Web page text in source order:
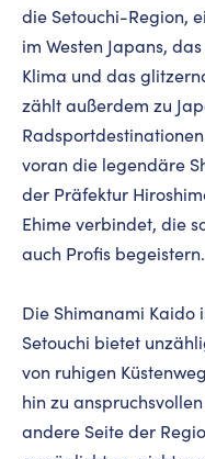
die Setouchi-Region,
im Westen Japans,
Klima und das
zählt außerdem zu
voran die legendäre
der Präfektur
Ehime verbindet, die
auch Profis begeistern.
Die Shimanami Kaido
Setouchi bietet
von ruhigen
hin zu
andere Seite der